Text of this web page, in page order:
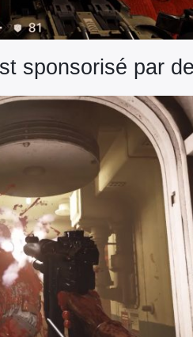
sponsorisé par